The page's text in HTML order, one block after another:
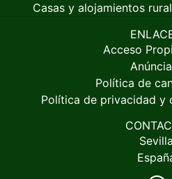
Casas y alojamientos
Acceso
Política de
Política de privacidad y
Sevilla